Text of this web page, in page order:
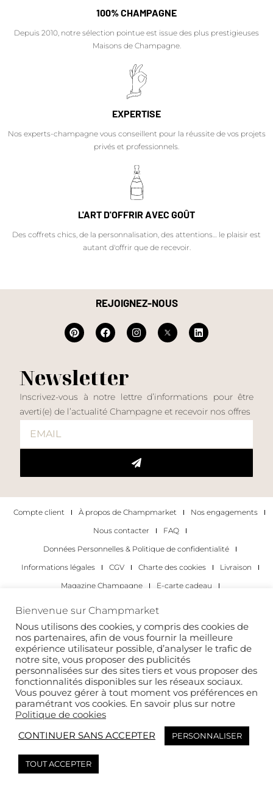
100% CHAMPAGNE
Depuis 2010, notre sélection pointue est issue des plus prestigieuses
Maisons de Champagne.
EXPERTISE
Nos experts-champagne vous conseillent pour la réussite de vos projets
privés et professionnels.
L'ART D'OFFRIR AVEC GOÛT
Des coffrets chics, de la personnalisation, des attentions… le plaisir est
autant d'offrir que de recevoir.
REJOIGNEZ-NOUS
Newsletter
Inscrivez-vous à notre lettre d’informations pour être
averti(e) de l’actualité Champagne et recevoir nos offres
Compte client À propos de Champmarket
Nos engagements
Nous contacter
FAQ
Données Personnelles & Politique de confidentialité
Informations légales
CGV Charte des cookies
Livraison
Magazine Champagne
E-carte cadeau
Les occasions pour déguster du champagne
Pour les particuliers
Pour les entreprises
Copyright 2022 © tous droits réservés. Champmarket.
Bienvenue sur Champmarket
Nous utilisons des cookies, y compris des cookies de
nos partenaires, afin de vous fournir la meilleure
expérience utilisateur possible, d’analyser le trafic de
notre site, vous proposer des publicités
personnalisées sur des sites tiers et vous proposer des
fonctionnalités disponibles sur les réseaux sociaux.
Vous pouvez gérer à tout moment vos préférences en
paramétrant vos cookies. En savoir plus sur notre
Politique de cookies
CONTINUER SANS ACCEPTER
PERSONNALISER
TOUT ACCEPTER